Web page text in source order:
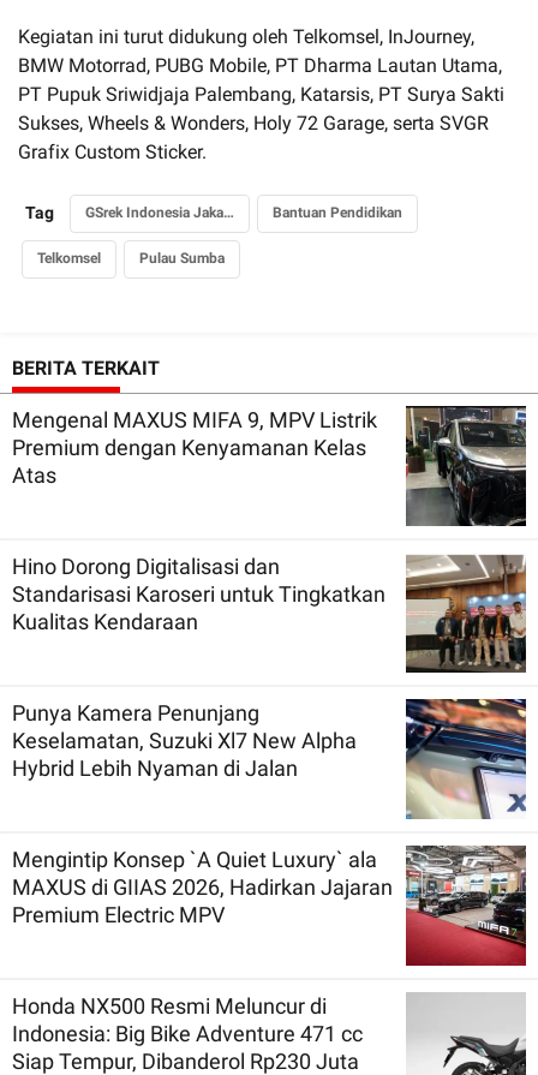
Kegiatan ini turut didukung oleh Telkomsel, InJourney,
BMW Motorrad, PUBG Mobile, PT Dharma Lautan Utama,
PT Pupuk Sriwidjaja Palembang, Katarsis, PT Surya Sakti
Sukses, Wheels & Wonders, Holy 72 Garage, serta SVGR
Grafix Custom Sticker.
Tag GSrek Indonesia Jakarta Chapter Bantuan Pendidikan
Telkomsel Pulau Sumba
BERITA TERKAIT
Mengenal MAXUS MIFA 9, MPV Listrik
Premium dengan Kenyamanan Kelas
Atas
Hino Dorong Digitalisasi dan
Standarisasi Karoseri untuk Tingkatkan
Kualitas Kendaraan
Punya Kamera Penunjang
Keselamatan, Suzuki Xl7 New Alpha
Hybrid Lebih Nyaman di Jalan
Mengintip Konsep `A Quiet Luxury` ala
MAXUS di GIIAS 2026, Hadirkan Jajaran
Premium Electric MPV
Honda NX500 Resmi Meluncur di
Indonesia: Big Bike Adventure 471 cc
Siap Tempur, Dibanderol Rp230 Juta